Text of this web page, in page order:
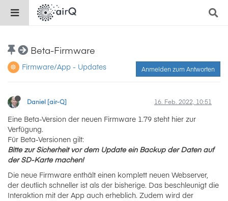
Beta-Firmware
Firmware/App - Updates Anmelden zum Antworten
Daniel [air-Q] 16. Feb. 2022, 10:51
Eine Beta-Version der neuen Firmware 1.79 steht hier zur
Verfügung.
Für Beta-Versionen gilt:
Bitte zur Sicherheit vor dem Update ein Backup der Daten auf
der SD-Karte machen!
Die neue Firmware enthält einen komplett neuen Webserver,
der deutlich schneller ist als der bisherige. Das beschleunigt die
Interaktion mit der App auch erheblich. Zudem wird der